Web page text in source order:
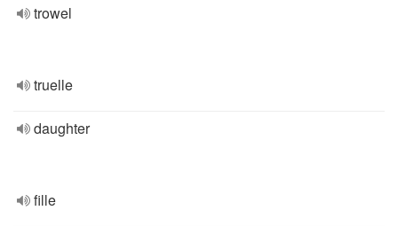
trowel
truelle
daughter
fille